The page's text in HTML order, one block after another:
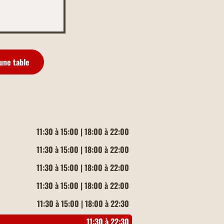
table
11:30 à 15:00 | 18:00 à 22:00
11:30 à 15:00 | 18:00 à 22:00
11:30 à 15:00 | 18:00 à 22:00
11:30 à 15:00 | 18:00 à 22:00
11:30 à 15:00 | 18:00 à 22:30
11:30 à 22:30